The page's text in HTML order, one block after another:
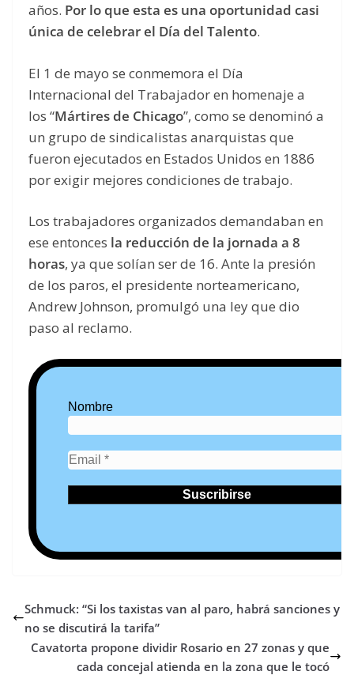
años. Por lo que esta es una oportunidad casi
única de celebrar el Día del Talento.
El 1 de mayo se conmemora el Día
Internacional del Trabajador en homenaje a
los “Mártires de Chicago”, como se denominó a
un grupo de sindicalistas anarquistas que
fueron ejecutados en Estados Unidos en 1886
por exigir mejores condiciones de trabajo.
Los trabajadores organizados demandaban en
ese entonces la reducción de la jornada a 8
horas, ya que solían ser de 16. Ante la presión
de los paros, el presidente norteamericano,
Andrew Johnson, promulgó una ley que dio
paso al reclamo.
Nombre
Schmuck: “Si los taxistas van al paro, habrá sanciones y
no se discutirá la tarifa”
Cavatorta propone dividir Rosario en 27 zonas y que
cada concejal atienda en la zona que le tocó